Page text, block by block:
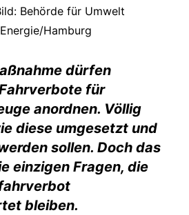
Behörde für Umwelt
Hamburg
dürfen
für
anordnen. Völlig
diese umgesetzt und
sollen. Doch das
einzigen Fragen, die
bleiben.